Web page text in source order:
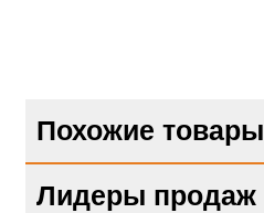
Похожие товары
Лидеры продаж